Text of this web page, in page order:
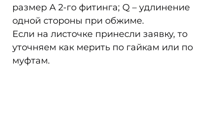
размер А 2-го фитинга; Q – удлинение
одной стороны при обжиме.
Если на листочке принесли заявку, то
уточняем как мерить по гайкам или по
муфтам.